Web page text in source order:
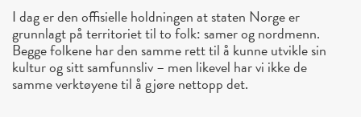
I dag er den offisielle holdningen at staten Norge er
grunnlagt på territoriet til to folk: samer og nordmenn.
Begge folkene har den samme rett til å kunne utvikle sin
kultur og sitt samfunnsliv – men likevel har vi ikke de
samme verktøyene til å gjøre nettopp det.